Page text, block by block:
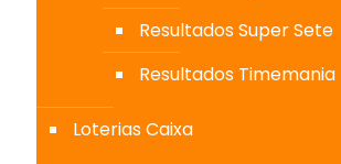
Resultados Super Sete
Resultados Timemania
Loterias Caixa